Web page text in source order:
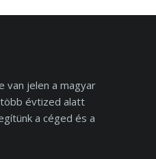
van jelen a magyar
évtized alatt
a céged és a